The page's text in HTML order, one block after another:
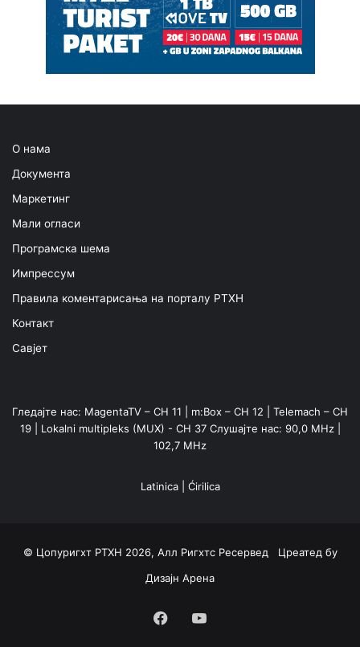
О нама
Документа
Маркетинг
Мали огласи
Програмска шема
Импрессум
Правила коментарисања на порталу РТХН
Контакт
Савјет
Гледајте нас: MagentaTV – CH 11 | m:Box – CH 12 | Telemach – CH
19 | Lokalni multipleks (MUX) - CH 37 Слушајте нас: 90,0 MHz |
102,7 MHz
Latinica| Ćirilica
© Цопyригхт РТХН 2026, Алл Ригхтс Ресервед Цреатед бy
Дизајн Арена
Facebook